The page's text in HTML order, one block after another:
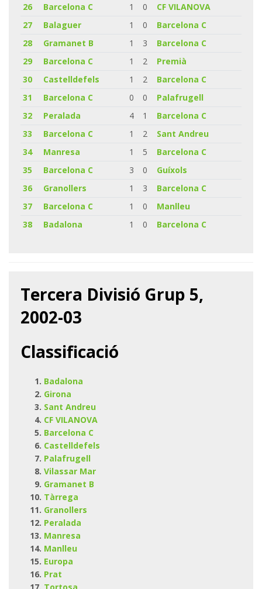
26
Barcelona C 1 0
CF VILANOVA
27
Balaguer 1 0
Barcelona C
28
Gramanet B 1 3
Barcelona C
29
Barcelona C 1 2
Premià
30
Castelldefels 1 2
Barcelona C
31
Barcelona C 0 0
Palafrugell
32
Peralada 4 1
Barcelona C
33
Barcelona C 1 2
Sant Andreu
34
Manresa 1 5
Barcelona C
35
Barcelona C 3 0
Guíxols
36
Granollers 1 3
Barcelona C
37
Barcelona C 1 0
Manlleu
38
Badalona 1 0 Barcelona C
Tercera Divisió Grup 5,
2002-03
Classificació
Badalona
Girona
Sant Andreu
CF VILANOVA
Barcelona C
Castelldefels
Palafrugell
Vilassar Mar
Gramanet B
Tàrrega
Granollers
Peralada
Manresa
Manlleu
Europa
Prat